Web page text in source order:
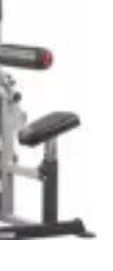
du Training